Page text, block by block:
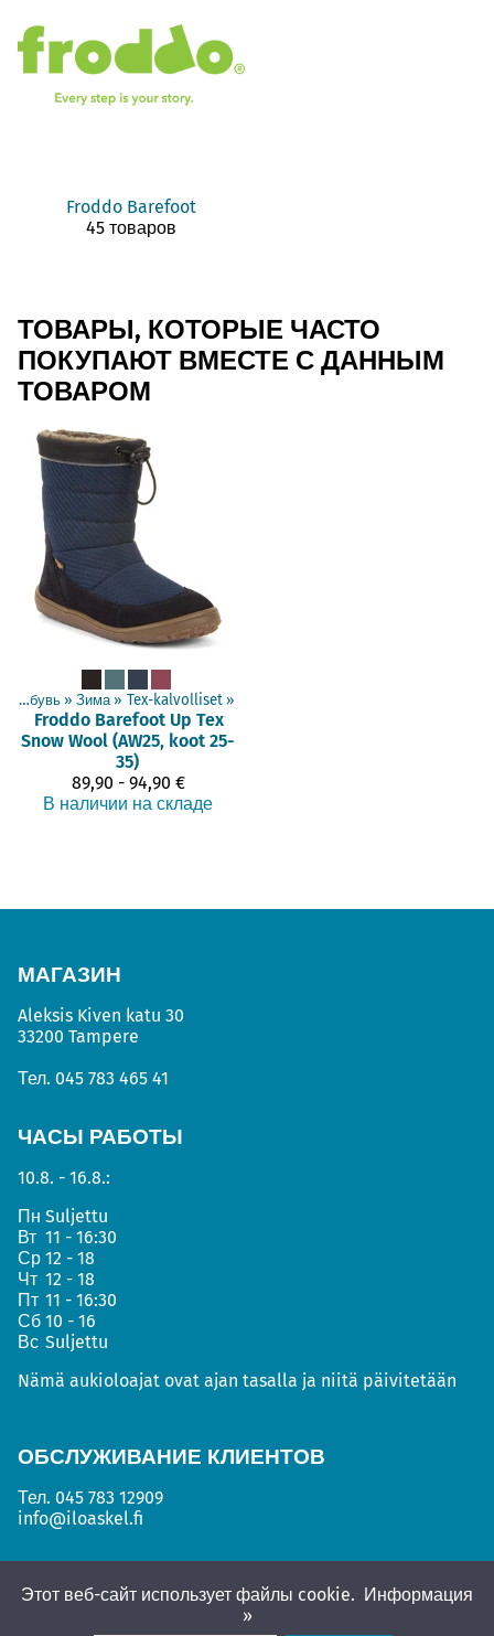
Froddo Barefoot
45 товаров
ТОВАРЫ, КОТОРЫЕ ЧАСТО
ПОКУПАЮТ ВМЕСТЕ С ДАННЫМ
ТОВАРОМ
Детская обувь ‪» Зима ‪» Tex-kalvolliset ‪»
Froddo Barefoot Up Tex
Snow Wool (AW25, koot 25-
35)
89,90 - 94,90 €
В наличии на складе
МАГАЗИН
Aleksis Kiven katu 30
33200 Tampere
Тел. 045 783 465 41
ЧАСЫ РАБОТЫ
10.8. - 16.8.:
Пн Suljettu
Вт 11 - 16:30
Ср 12 - 18
Чт 12 - 18
Пт 11 - 16:30
Сб 10 - 16
Вс Suljettu
Nämä aukioloajat ovat ajan tasalla ja niitä päivitetään
ОБСЛУЖИВАНИЕ КЛИЕНТОВ
Тел. 045 783 12909
info@iloaskel.fi
Этот веб-сайт использует файлы cookie. Информация
»